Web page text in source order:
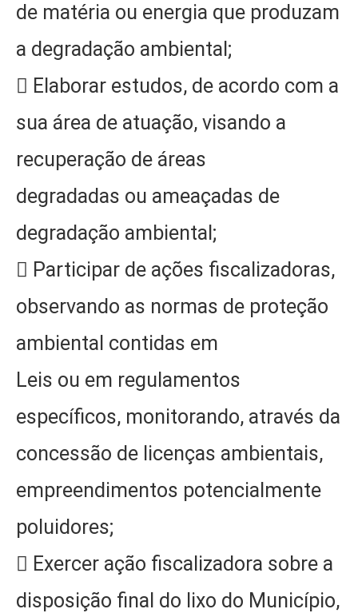
de matéria ou energia que produzam
a degradação ambiental;
 Elaborar estudos, de acordo com a
sua área de atuação, visando a
recuperação de áreas
degradadas ou ameaçadas de
degradação ambiental;
 Participar de ações fiscalizadoras,
observando as normas de proteção
ambiental contidas em
Leis ou em regulamentos
específicos, monitorando, através da
concessão de licenças ambientais,
empreendimentos potencialmente
poluidores;
 Exercer ação fiscalizadora sobre a
disposição final do lixo do Município,